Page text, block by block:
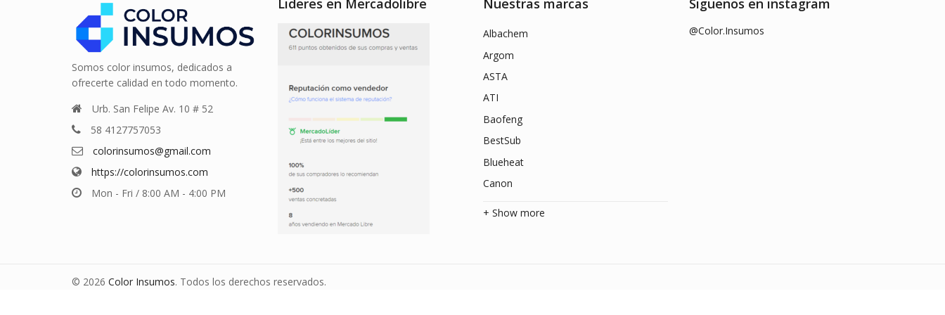
Somos color insumos, dedicados a
ofrecerte calidad en todo momento.
Urb. San Felipe Av. 10 # 52
58 4127757053
colorinsumos@gmail.com
https://colorinsumos.com
Mon - Fri / 8:00 AM - 4:00 PM
Lideres en Mercadolibre Nuestras marcas
Albachem
Argom
ASTA
ATI
Baofeng
BestSub
Blueheat
Canon
+ Show more
Siguenos en instagram
@Color.Insumos
© 2026 Color Insumos. Todos los derechos reservados.